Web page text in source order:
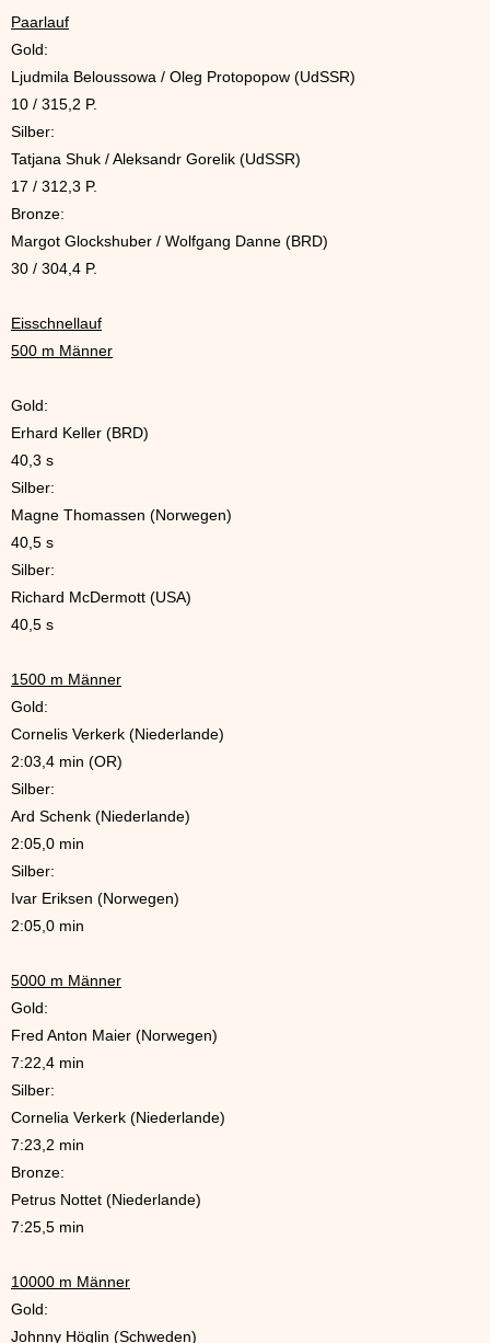
Paarlauf
Gold:
Ljudmila Beloussowa / Oleg Protopopow (UdSSR)
10 / 315,2 P.
Silber:
Tatjana Shuk / Aleksandr Gorelik (UdSSR)
17 / 312,3 P.
Bronze:
Margot Glockshuber / Wolfgang Danne (BRD)
30 / 304,4 P.
Eisschnellauf
500 m Männer
Gold:
Erhard Keller (BRD)
40,3 s
Silber:
Magne Thomassen (Norwegen)
40,5 s
Silber:
Richard McDermott (USA)
40,5 s
1500 m Männer
Gold:
Cornelis Verkerk (Niederlande)
2:03,4 min (OR)
Silber:
Ard Schenk (Niederlande)
2:05,0 min
Silber:
Ivar Eriksen (Norwegen)
2:05,0 min
5000 m Männer
Gold:
Fred Anton Maier (Norwegen)
7:22,4 min
Silber:
Cornelia Verkerk (Niederlande)
7:23,2 min
Bronze:
Petrus Nottet (Niederlande)
7:25,5 min
10000 m Männer
Gold:
Johnny Höglin (Schweden)